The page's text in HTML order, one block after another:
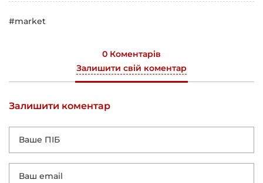
#market
0 Коментарів
Залишити свій коментар
Залишити коментар